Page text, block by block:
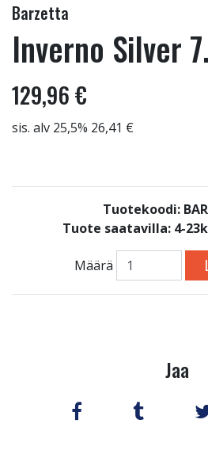
Barzetta
Inverno Silver
129,96 €
sis. alv 25,5% 26,41 €
Tuotekoodi:
Tuote saatavilla: 4-
Määrä
Jaa